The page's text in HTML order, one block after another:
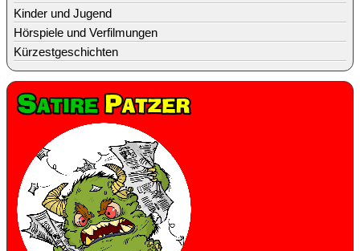
Kinder und Jugend
Hörspiele und Verfilmungen
Kürzestgeschichten